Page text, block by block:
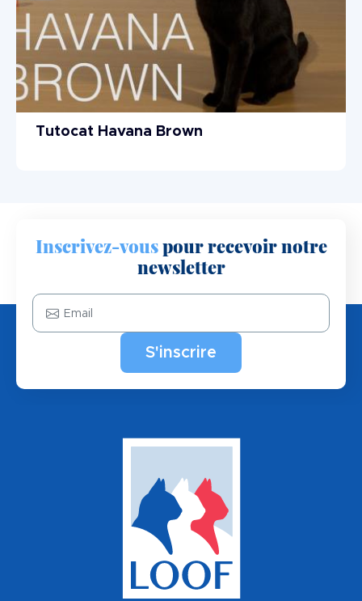
Tutocat Havana Brown
Inscrivez-vouspour recevoir notre
newsletter